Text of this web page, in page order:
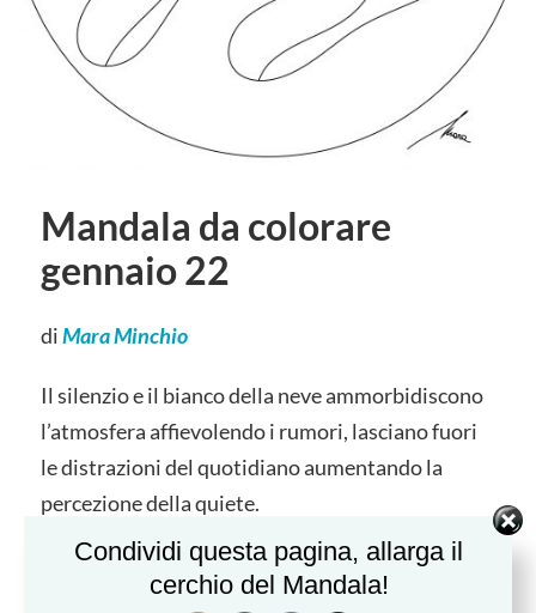
Mandala da colorare
gennaio 22
diMara Minchio
Il silenzio e il bianco della neve ammorbidiscono
l’atmosfera affievolendo i rumori, lasciano fuori
le distrazioni del quotidiano aumentando la
percezione della quiete.
Il mandala di gennaio incoraggia a raccogliere i
pensieri lasciando fuori il superfluo e attirando il
Condividi questa pagina, allarga il
cerchio del Mandala!